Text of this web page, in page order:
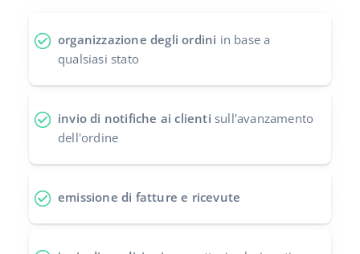
Moda
Altro
Collaborazione e partner
Contatto
español (AR)
español (MX)
Français
Italiano
polski
organizzazione degli ordini in base a
qualsiasi stato
invio di notifiche ai clienti sull'avanzamento
dell'ordine
emissione di fatture e ricevute